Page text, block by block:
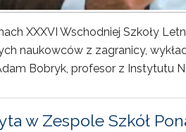
XXXVI Wschodniej Szkoły
naukowców z zagranicy,
Bobryk, profesor z Instytutu
w Zespole Szkół